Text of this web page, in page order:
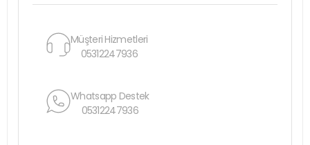
Müşteri Hizmetleri
05312247936
Whatsapp Destek
05312247936